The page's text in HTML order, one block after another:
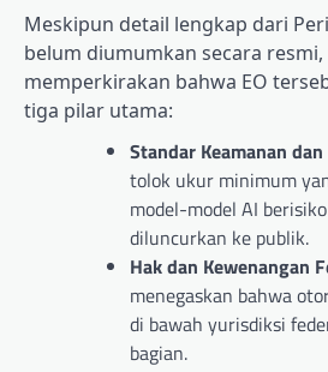
Meskipun detail lengkap dari
belum diumumkan secara resmi,
memperkirakan bahwa EO
tiga pilar utama:
Standar Keamanan
tolok ukur minimum
model-model AI
diluncurkan ke publik.
Hak dan Kewenangan
menegaskan bahwa
di bawah yurisdiksi
bagian.